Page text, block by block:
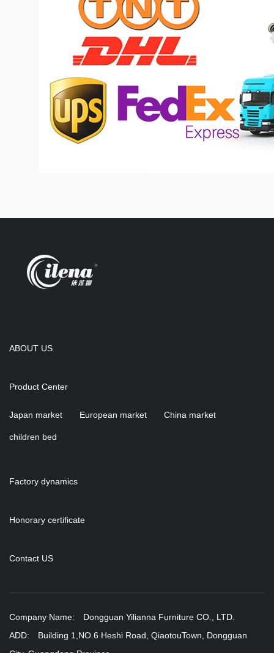
ABOUT US
Product Center
Japan market European market China market
children bed
Factory dynamics
Honorary certificate
Contact US
Company Name: Dongguan Yilianna Furniture CO., LTD.
ADD: Building 1,NO.6 Heshi Road, QiaotouTown, Dongguan